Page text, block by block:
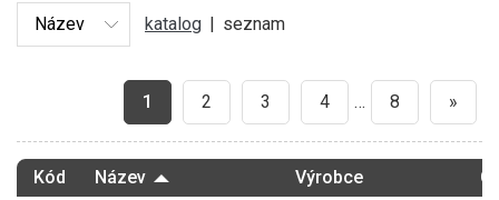
katalog | seznam
1 2 3 4 … 8 »
Kód Název Výrobce